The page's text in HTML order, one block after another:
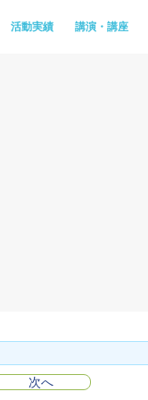
活動実績 講演・講座
次へ